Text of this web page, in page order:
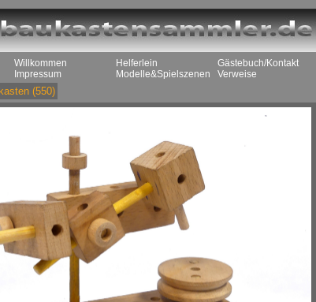
Willkommen
Impressum
Helferlein
Modelle&Spielszenen
Gästebuch/Kontakt
Verweise
(550)